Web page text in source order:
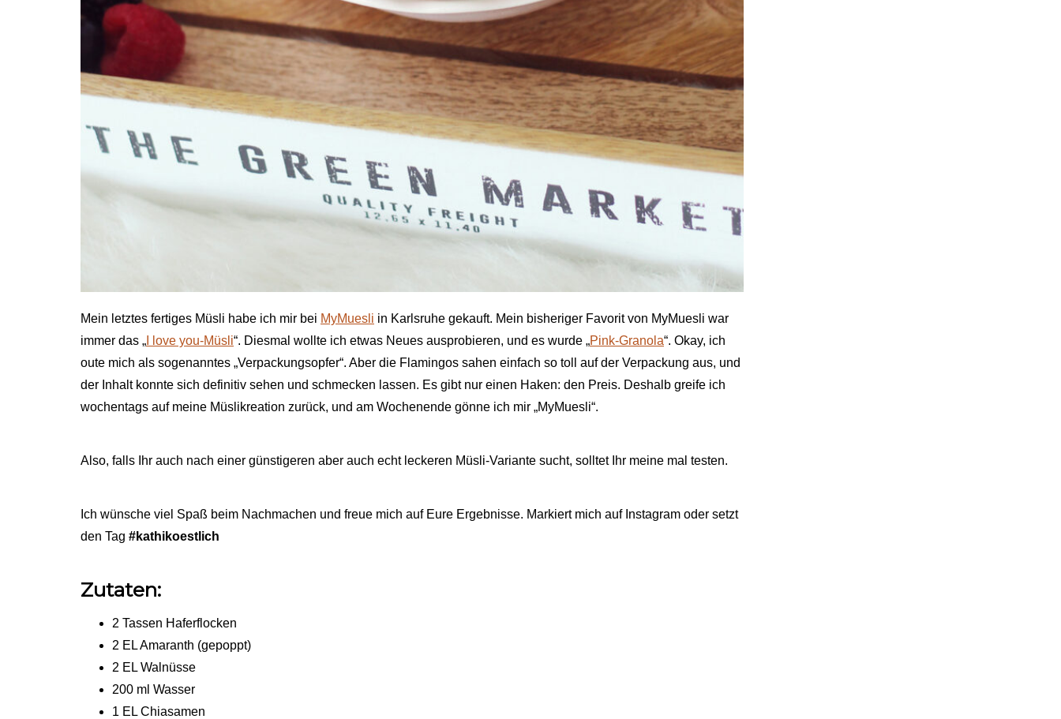
Mein letztes fertiges Müsli habe ich mir bei MyMuesli in Karlsruhe gekauft. Mein bisheriger Favorit von MyMuesli war
immer das „ I love you-Müsli“. Diesmal wollte ich etwas Neues ausprobieren, und es wurde „Pink-Granola“. Okay, ich
oute mich als sogenanntes „Verpackungsopfer“. Aber die Flamingos sahen einfach so toll auf der Verpackung aus, und
der Inhalt konnte sich definitiv sehen und schmecken lassen. Es gibt nur einen Haken: den Preis. Deshalb greife ich
wochentags auf meine Müslikreation zurück, und am Wochenende gönne ich mir „MyMuesli“.
Also, falls Ihr auch nach einer günstigeren aber auch echt leckeren Müsli-Variante sucht, solltet Ihr meine mal testen.
Ich wünsche viel Spaß beim Nachmachen und freue mich auf Eure Ergebnisse. Markiert mich auf Instagram oder setzt
den Tag #kathikoestlich
Zutaten:
2 Tassen Haferflocken
2 EL Amaranth (gepoppt)
2 EL Walnüsse
200 ml Wasser
1 EL Chiasamen